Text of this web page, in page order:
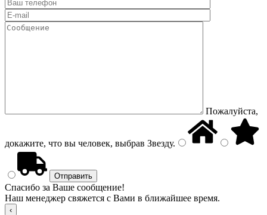
Пожалуйста,
докажите, что вы человек, выбрав Звезду.
Спасибо за Ваше сообщение!
Наш менеджер свяжется с Вами в ближайшее время.